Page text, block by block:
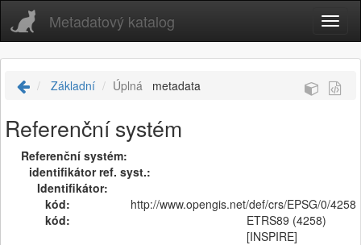
Metadatový katalog
Základní Úplná metadata
Referenční systém
Referenční systém:
identifikátor ref. syst.:
Identifikátor:
kód:
http://www.opengis.net/def/crs/EPSG/0/4258
kód:
ETRS89 (4258)
[INSPIRE]